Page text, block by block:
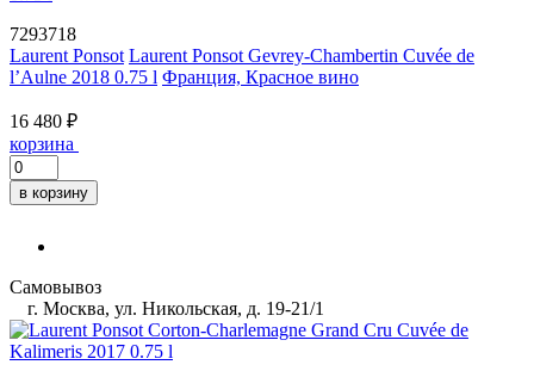
7293718
Laurent Ponsot Laurent Ponsot Gevrey-Chambertin Cuvée de
l’Aulne 2018 0.75 l Франция, Красное вино
16 480 ₽
корзина
в корзину
Самовывоз
г. Москва, ул. Никольская, д. 19-21/1